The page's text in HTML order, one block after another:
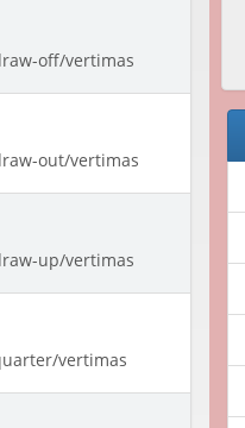
off/vertimas
out/vertimas
up/vertimas
vertimas